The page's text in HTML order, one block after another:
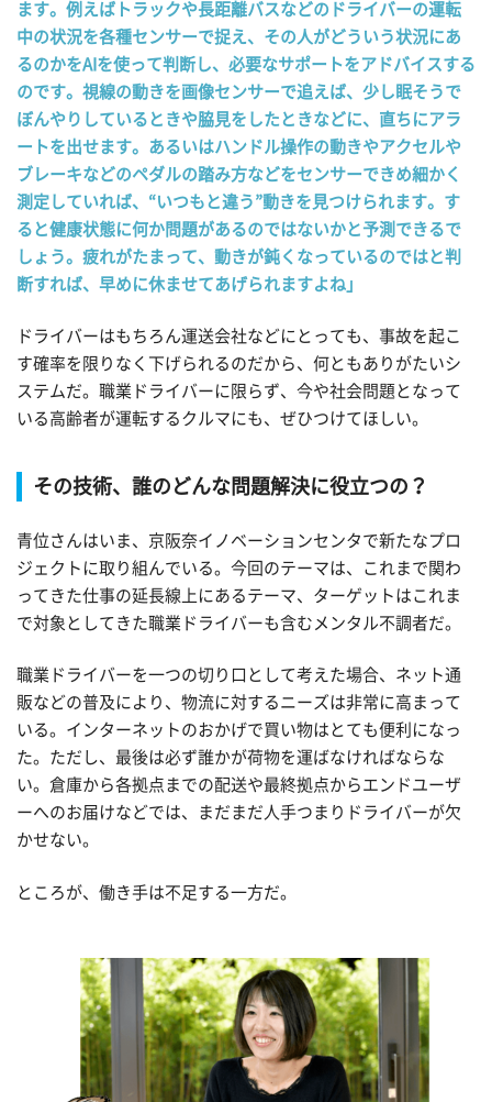
ます。例えばトラックや長距離バスなどのドライバーの運転
中の状況を各種センサーで捉え、その人がどういう状況にあ
るのかをAIを使って判断し、必要なサポートをアドバイスする
のです。視線の動きを画像センサーで追えば、少し眠そうで
ぼんやりしているときや脇見をしたときなどに、直ちにアラ
ートを出せます。あるいはハンドル操作の動きやアクセルや
ブレーキなどのペダルの踏み方などをセンサーできめ細かく
測定していれば、“いつもと違う”動きを見つけられます。す
ると健康状態に何か問題があるのではないかと予測できるで
しょう。疲れがたまって、動きが鈍くなっているのではと判
断すれば、早めに休ませてあげられますよね」
ドライバーはもちろん運送会社などにとっても、事故を起こ
す確率を限りなく下げられるのだから、何ともありがたいシ
ステムだ。職業ドライバーに限らず、今や社会問題となって
いる高齢者が運転するクルマにも、ぜひつけてほしい。
その技術、誰のどんな問題解決に役立つの？
青位さんはいま、京阪奈イノベーションセンタで新たなプロ
ジェクトに取り組んでいる。今回のテーマは、これまで関わ
ってきた仕事の延長線上にあるテーマ、ターゲットはこれま
で対象としてきた職業ドライバーも含むメンタル不調者だ。
職業ドライバーを一つの切り口として考えた場合、ネット通
販などの普及により、物流に対するニーズは非常に高まって
いる。インターネットのおかげで買い物はとても便利になっ
た。ただし、最後は必ず誰かが荷物を運ばなければならな
い。倉庫から各拠点までの配送や最終拠点からエンドユーザ
ーへのお届けなどでは、まだまだ人手つまりドライバーが欠
かせない。
ところが、働き手は不足する一方だ。